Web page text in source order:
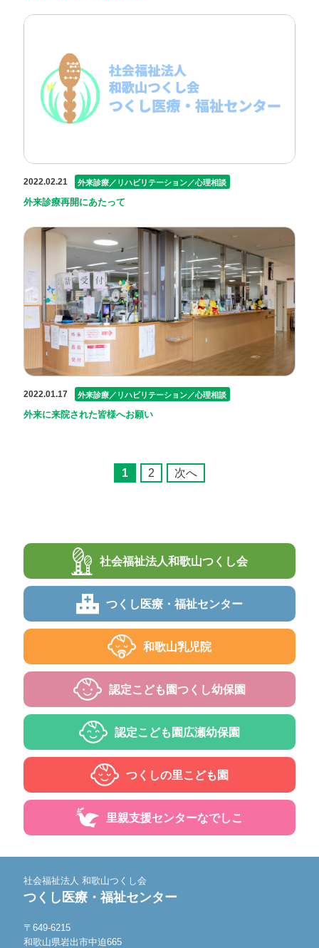
2022.02.21 外来診療／リハビリテーション／心理相談
外来診療再開にあたって
2022.01.17 外来診療／リハビリテーション／心理相談
外来に来院された皆様へお願い
1 2 次へ
社会福祉法人和歌山つくし会
つくし 医療・福祉センター
和歌山乳児院
認定こども園つくし幼保園
認定こども園広瀬幼保園
つくしの里こども園
里親支援センターなでしこ
社会福祉法人 和歌山つくし会
つくし医療・福祉センター
〒649-6215
和歌山県岩出市中迫665